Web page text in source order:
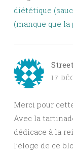
diététique
(manque que la
17
Merci pour
Avec la
dédicace à la
l’éloge de ce